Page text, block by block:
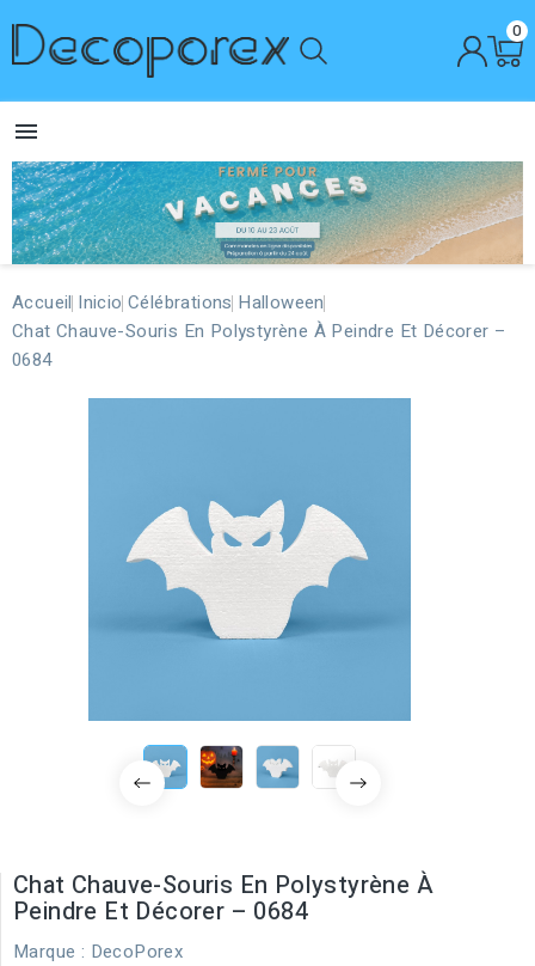
0

Accueil Inicio Célébrations Halloween
Chat Chauve-Souris En Polystyrène À Peindre Et Décorer –
0684
Chat Chauve-Souris En Polystyrène À
Peindre Et Décorer – 0684
Marque : DecoPorex